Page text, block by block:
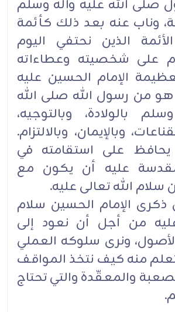
صلى الله عليه وآله وسلم
وناب عنه بعد ‏‏ذلك كأئمة
الذين نحتفي اليوم
على شخصيته وعطاءاته
‏الإمام الحسين عليه
هو من رسول الله صلى الله
بالولادة، وبالتوجيه،
وبالإيمان، وبالالتزام.
على استقامته في
عليه أن ‏يكون مع
سلام الله تعالى عليه.‏
ذكرى الإمام الحسين سلام
من أجل أن نعود إلى
ونرى ‏‏سلوكه العملي
منه كيف نتخذ المواقف
والمعقّدة والتي تحتاج